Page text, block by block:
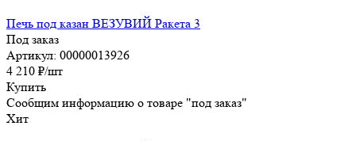
Печь под казан ВЕЗУВИЙ Ракета 3
Под заказ
Артикул: 00000013926
4 210 ₽/шт
Купить
Сообщим информацию о товаре "под заказ"
Хит